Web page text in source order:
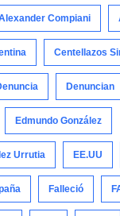
Compiani
Centellazos
Denuncian
Edmundo González
Urrutia EE.UU
Falleció